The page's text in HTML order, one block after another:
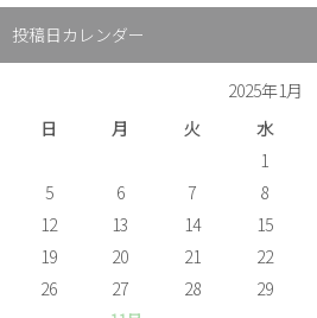
投稿日カレンダー
2025年1月
日
月 火 水
1
5
6 7 8
12
13 14 15
19
20 21 22
26
27 28 29